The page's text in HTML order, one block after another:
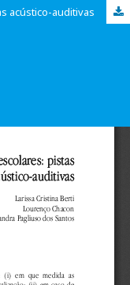
acústico-auditivas